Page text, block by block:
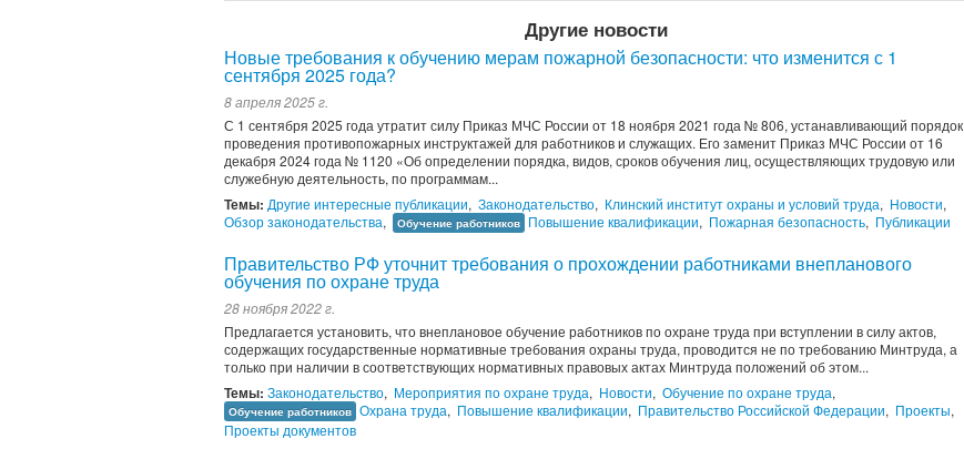
Другие новости
Новые требования к обучению мерам пожарной безопасности: что изменится с 1
сентября 2025 года?
8 апреля 2025 г.
С 1 сентября 2025 года утратит силу Приказ МЧС России от 18 ноября 2021 года № 806, устанавливающий порядок
проведения противопожарных инструктажей для работников и служащих. Его заменит Приказ МЧС России от 16
декабря 2024 года № 1120 «Об определении порядка, видов, сроков обучения лиц, осуществляющих трудовую или
служебную деятельность, по программам...
Темы: Другие интересные публикации, Законодательство, Клинский институт охраны и условий труда, Новости,
Обзор законодательства, Обучение работников Повышение квалификации, Пожарная безопасность, Публикации
Правительство РФ уточнит требования о прохождении работниками внепланового
обучения по охране труда
28 ноября 2022 г.
Предлагается установить, что внеплановое обучение работников по охране труда при вступлении в силу актов,
содержащих государственные нормативные требования охраны труда, проводится не по требованию Минтруда, а
только при наличии в соответствующих нормативных правовых актах Минтруда положений об этом...
Темы: Законодательство, Мероприятия по охране труда, Новости, Обучение по охране труда,
Обучение работников Охрана труда, Повышение квалификации, Правительство Российской Федерации, Проекты,
Проекты документов